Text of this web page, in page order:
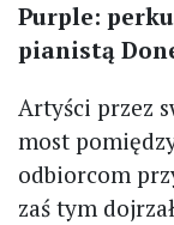
Purple:
pianistą
Artyści przez
most
odbiorcom
zaś tym